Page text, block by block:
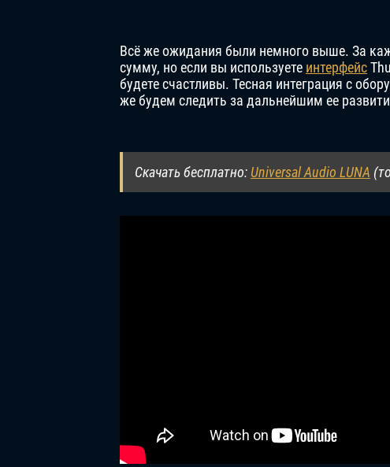
Всё же ожидания были немного выше. За
сумму, но если вы используете интерфейс
будете счастливы. Тесная интеграция с
же будем следить за дальнейшим ее
Скачать бесплатно: Universal Audio LUNA